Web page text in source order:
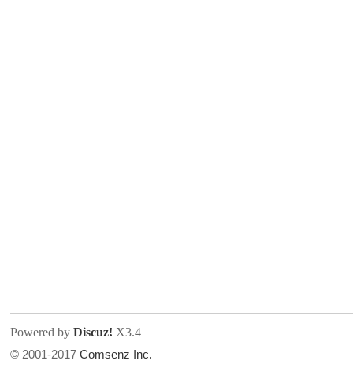
Powered byDiscuz! X3.4
© 2001-2017Comsenz Inc.